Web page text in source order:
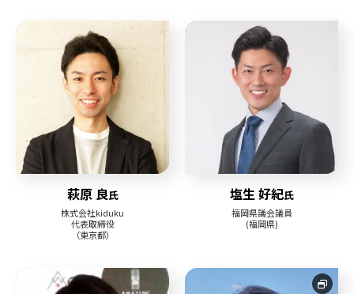
萩原 良氏
株式会社kiduku
代表取締役
（東京都）
塩生 好紀氏
福岡県議会議員
(福岡県)